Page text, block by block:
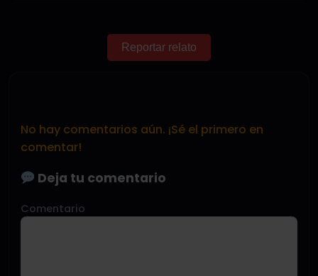
Reportar relato
No hay comentarios aún. ¡Sé el primero en
comentar!
Deja tu comentario
Comentario